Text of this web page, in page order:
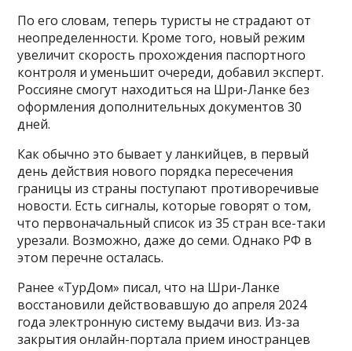
По его словам, теперь туристы не страдают от
неопределенности. Кроме того, новый режим
увеличит скорость прохождения паспортного
контроля и уменьшит очереди, добавил эксперт.
Россияне смогут находиться на Шри-Ланке без
оформления дополнительных документов 30
дней.
Как обычно это бывает у ланкийцев, в первый
день действия нового порядка пересечения
границы из страны поступают противоречивые
новости. Есть сигналы, которые говорят о том,
что первоначальный список из 35 стран все-таки
урезали. Возможно, даже до семи. Однако РФ в
этом перечне осталась.
Ранее «ТурДом» писал, что на Шри-Ланке
восстановили действовавшую до апреля 2024
года электронную систему выдачи виз. Из-за
закрытия онлайн-портала прием иностранцев